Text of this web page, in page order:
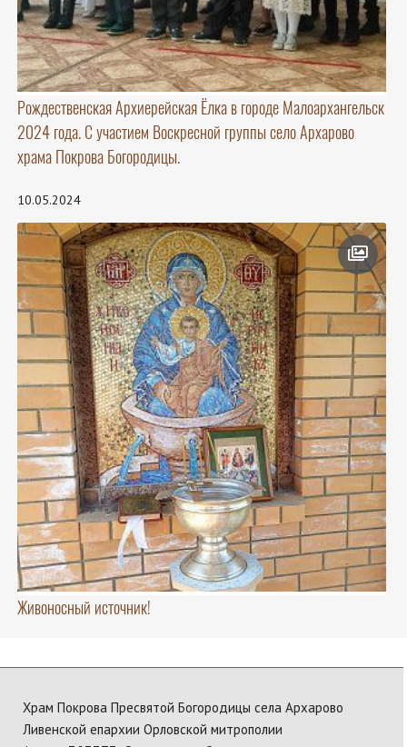
Рождественская Архиерейская Ёлка в городе Малоархангельск
2024 года. С участием Воскресной группы село Архарово
храма Покрова Богородицы.
10.05.2024
Живоносный источник!
Храм Покрова Пресвятой Богородицы села Архарово
Ливенской епархии Орловской митрополии